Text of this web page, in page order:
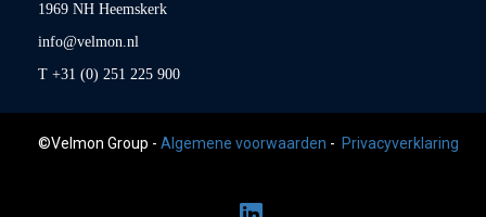
1969 NH Heemskerk
info@velmon.nl
T +31 (0) 251 225 900
©Velmon Group - Algemene voorwaarden - Privacyverklaring